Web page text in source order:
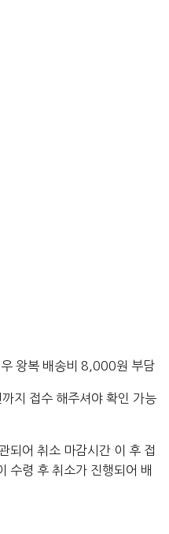
왕복 배송비 8,000원 부담
지 접수 해주셔야 확인 가능
되어 취소 마감시간 이 후 접
수령 후 취소가 진행되어 배